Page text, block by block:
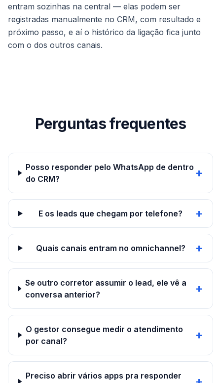
entram sozinhas na central — elas podem ser
registradas manualmente no CRM, com resultado e
próximo passo, e aí o histórico da ligação fica junto
com o dos outros canais.
Perguntas frequentes
Posso responder pelo WhatsApp de dentro
do CRM?
+
E os leads que chegam por telefone? +
Quais canais entram no omnichannel? +
Se outro corretor assumir o lead, ele vê a
conversa anterior?
+
O gestor consegue medir o atendimento
por canal?
+
Preciso abrir vários apps pra responder